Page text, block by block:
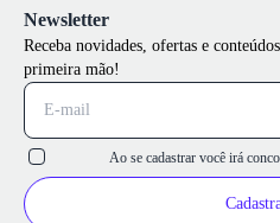
Newsletter
Receba novidades, ofertas e
primeira mão!
Ao se cadastrar você irá